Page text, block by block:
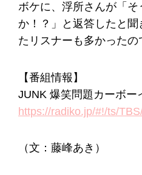
ボケに、浮所さんが「そ
か！？」と返答したと
たリスナーも多かったの
【番組情報】
JUNK 爆笑問題カーボー
https://radiko.jp/#!/ts/
（文：藤峰あき）